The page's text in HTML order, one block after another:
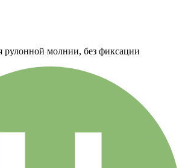
рулонной молнии, без фиксации